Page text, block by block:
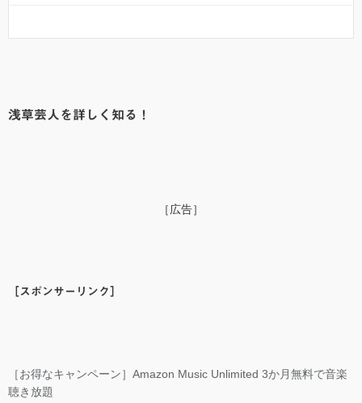
浅草芸人を詳しく知る！
［広告］
［スポンサーリンク］
［お得なキャンペーン］Amazon Music Unlimited 3か月無料で音楽
聴き放題